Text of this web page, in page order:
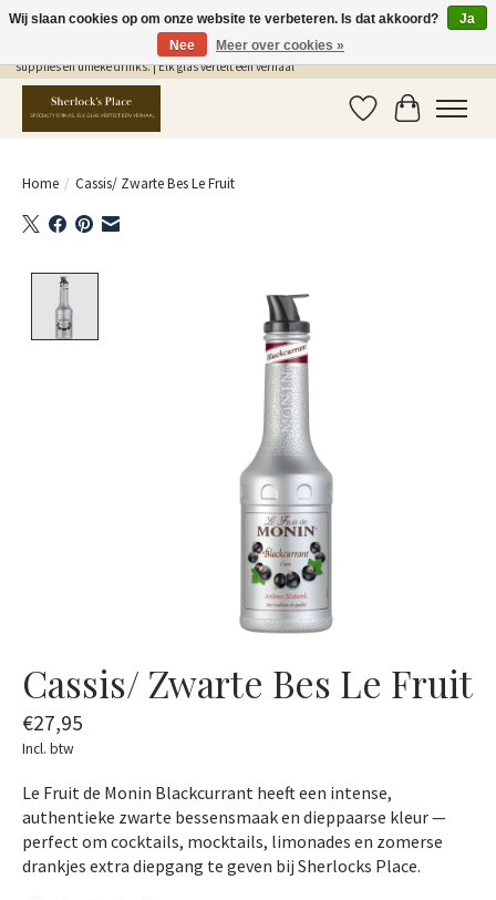
Gratis Verzending in NL vanaf €75,- | Sherlocks Place: dé plek voor MONIN siropen, bar
supplies en unieke drinks. | Elk glas vertelt een verhaal
Verlanglijst
Home / Cassis/ Zwarte Bes Le Fruit
Cassis/ Zwarte Bes Le Fruit
€27,95
Incl. btw
Le Fruit de Monin Blackcurrant heeft een intense,
authentieke zwarte bessensmaak en dieppaarse kleur —
perfect om cocktails, mocktails, limonades en zomerse
drankjes extra diepgang te geven bij Sherlocks Place.
Wij slaan cookies op om onze website te verbeteren. Is dat akkoord?
Ja
Nee
Meer over cookies »